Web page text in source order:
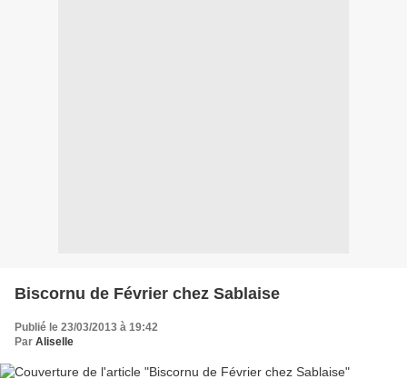
Biscornu de Février chez Sablaise
Publié le 23/03/2013 à 19:42
Par Aliselle